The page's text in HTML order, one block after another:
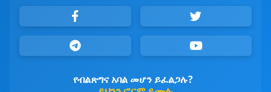
የብልጽግና አባል መሆን ይፈልጋሉ?